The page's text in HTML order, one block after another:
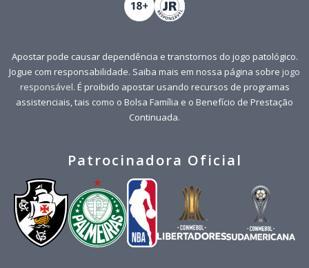
Apostar pode causar dependência e transtornos do jogo patológico.
Jogue com responsabilidade. Saiba mais em nossa página sobre jogo
responsável. É proibido apostar usando recursos de programas
assistenciais, tais como o Bolsa Família e o Benefício de Prestação
Continuada.
Patrocinadora Oficial